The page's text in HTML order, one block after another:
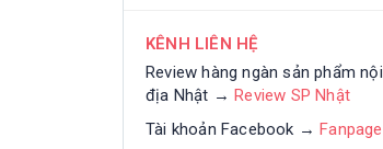
KÊNH LIÊN HỆ
Review hàng ngàn sản phẩm nội
địa Nhật →Review SP Nhật
Tài khoản Facebook →Fanpage